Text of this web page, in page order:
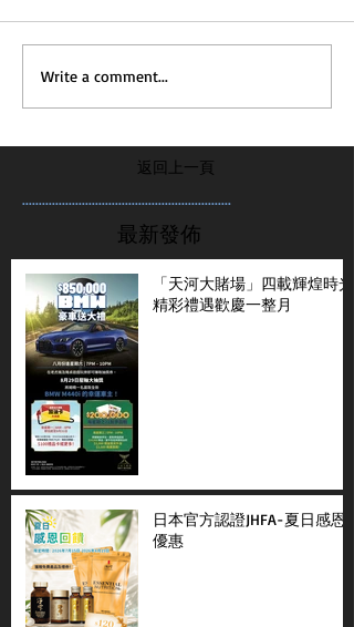
Write a comment...
返回上一頁
...............................................................
最新發佈
「天河大賭場」四載輝煌時光
精彩禮遇歡慶一整月
日本官方認證JHFA-夏日感恩
優惠